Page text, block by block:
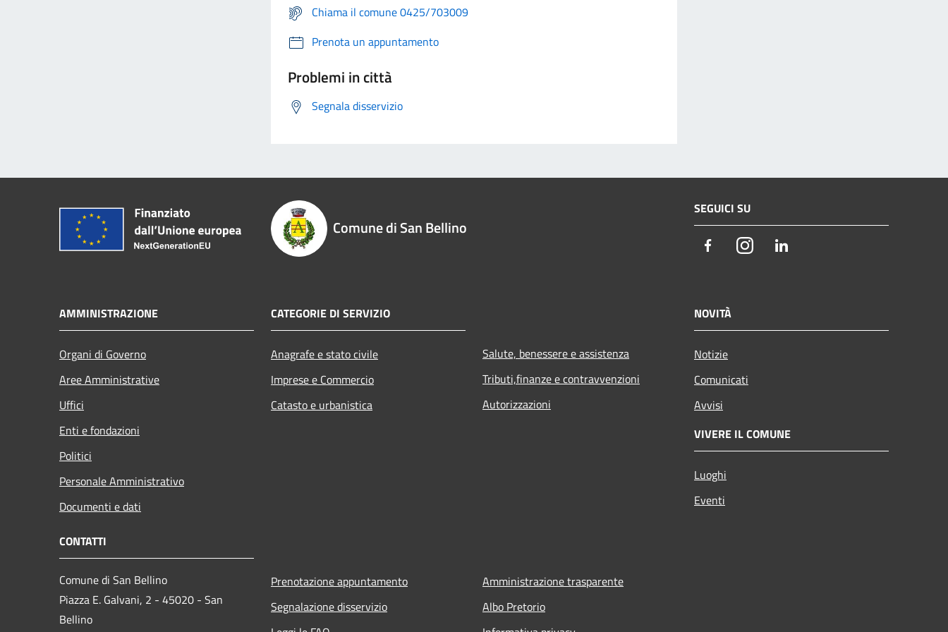
Chiama il comune 0425/703009
Prenota un appuntamento
Problemi in città
Segnala disservizio
Comune di San Bellino
SEGUICI SU
FacebookInstagram
AMMINISTRAZIONE
Organi di Governo
Aree Amministrative
Uffici
Enti e fondazioni
Politici
Personale Amministrativo
Documenti e dati
CATEGORIE DI SERVIZIO
Anagrafe e stato civile
Imprese e Commercio
Catasto e urbanistica
Salute, benessere e assistenza
Tributi,finanze e contravvenzioni
Autorizzazioni
NOVITÀ
Notizie
Comunicati
Avvisi
VIVERE IL COMUNE
Luoghi
Eventi
CONTATTI
Comune di San Bellino
Piazza E. Galvani, 2 - 45020 - San
Bellino
Prenotazione appuntamento
Segnalazione disservizio
Amministrazione trasparente
Albo Pretorio